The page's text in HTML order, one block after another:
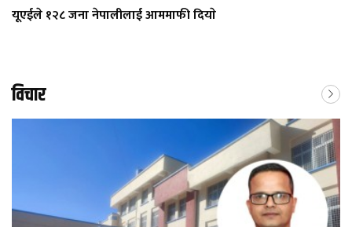
यूएईले १२८ जना नेपालीलाई आममाफी दियाे
विचार